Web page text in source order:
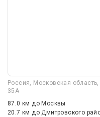
Россия, Московская
35А
87.0 кмдо Москвы
20.7 кмдо Дмитровского